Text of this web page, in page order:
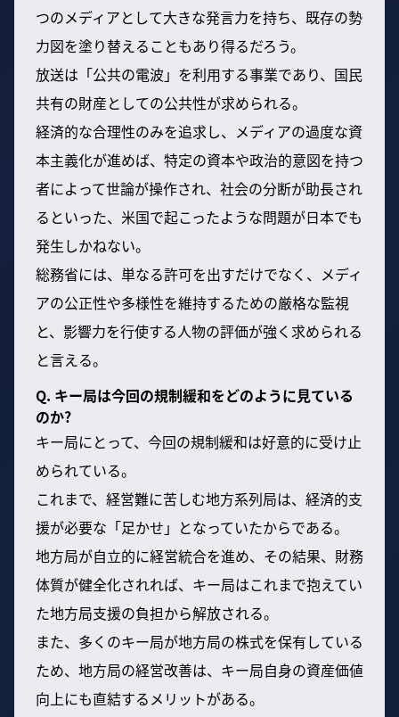
つのメディアとして大きな発言力を持ち、既存の勢
力図を塗り替えることもあり得るだろう。
放送は「公共の電波」を利用する事業であり、国民
共有の財産としての公共性が求められる。
経済的な合理性のみを追求し、メディアの過度な資
本主義化が進めば、特定の資本や政治的意図を持つ
者によって世論が操作され、社会の分断が助長され
るといった、米国で起こったような問題が日本でも
発生しかねない。
総務省には、単なる許可を出すだけでなく、メディ
アの公正性や多様性を維持するための厳格な監視
と、影響力を行使する人物の評価が強く求められる
と言える。
Q. キー局は今回の規制緩和をどのように見ている
のか?
キー局にとって、今回の規制緩和は好意的に受け止
められている。
これまで、経営難に苦しむ地方系列局は、経済的支
援が必要な「足かせ」となっていたからである。
地方局が自立的に経営統合を進め、その結果、財務
体質が健全化されれば、キー局はこれまで抱えてい
た地方局支援の負担から解放される。
また、多くのキー局が地方局の株式を保有している
ため、地方局の経営改善は、キー局自身の資産価値
向上にも直結するメリットがある。